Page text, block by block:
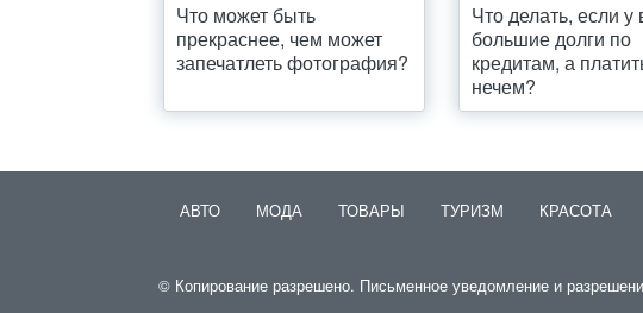
Что может быть
прекраснее, чем может
запечатлеть фотография?
Что делать, если у
большие долги по
кредитам, а
нечем?
АВТО МОДА ТОВАРЫ ТУРИЗМ КРАСОТА
© Копирование разрешено. Письменное уведомление и